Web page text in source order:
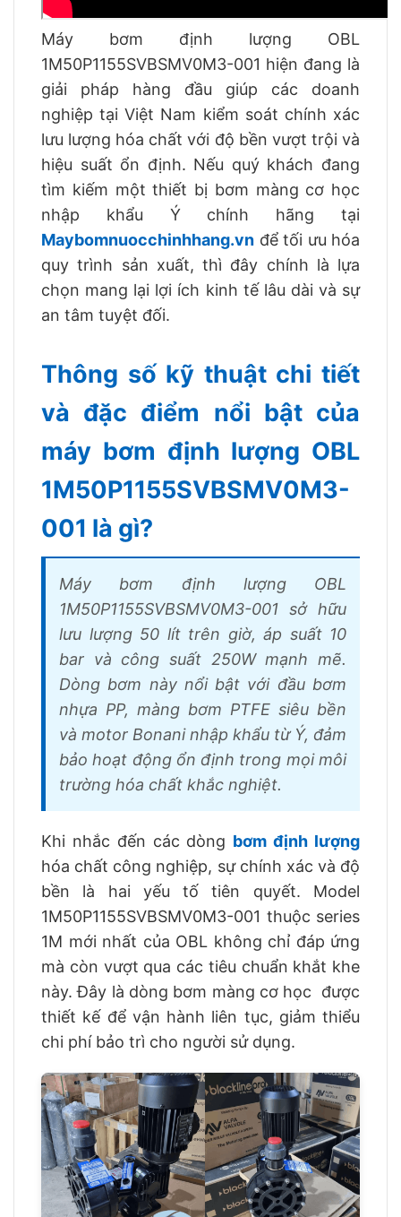
Máy bơm định lượng OBL
1M50P1155SVBSMV0M3-001 hiện đang là
giải pháp hàng đầu giúp các doanh
nghiệp tại Việt Nam kiểm soát chính xác
lưu lượng hóa chất với độ bền vượt trội và
hiệu suất ổn định. Nếu quý khách đang
tìm kiếm một thiết bị bơm màng cơ học
nhập khẩu Ý chính hãng tại
Maybomnuocchinhhang.vn để tối ưu hóa
quy trình sản xuất, thì đây chính là lựa
chọn mang lại lợi ích kinh tế lâu dài và sự
an tâm tuyệt đối.
Thông số kỹ thuật chi tiết
và đặc điểm nổi bật của
máy bơm định lượng OBL
1M50P1155SVBSMV0M3-
001 là gì?
Máy bơm định lượng OBL
1M50P1155SVBSMV0M3-001 sở hữu
lưu lượng 50 lít trên giờ, áp suất 10
bar và công suất 250W mạnh mẽ.
Dòng bơm này nổi bật với đầu bơm
nhựa PP, màng bơm PTFE siêu bền
và motor Bonani nhập khẩu từ Ý, đảm
bảo hoạt động ổn định trong mọi môi
trường hóa chất khắc nghiệt.
Khi nhắc đến các dòng bơm định lượng
hóa chất công nghiệp, sự chính xác và độ
bền là hai yếu tố tiên quyết. Model
1M50P1155SVBSMV0M3-001 thuộc series
1M mới nhất của OBL không chỉ đáp ứng
mà còn vượt qua các tiêu chuẩn khắt khe
này. Đây là dòng bơm màng cơ học được
thiết kế để vận hành liên tục, giảm thiểu
chi phí bảo trì cho người sử dụng.